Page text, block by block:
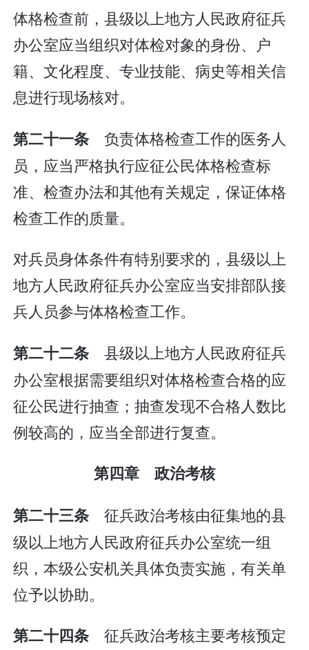
体格检查前，县级以上地方人民政府征兵
办公室应当组织对体检对象的身份、户
籍、文化程度、专业技能、病史等相关信
息进行现场核对。
第二十一条 负责体格检查工作的医务人
员，应当严格执行应征公民体格检查标
准、检查办法和其他有关规定，保证体格
检查工作的质量。
对兵员身体条件有特别要求的，县级以上
地方人民政府征兵办公室应当安排部队接
兵人员参与体格检查工作。
第二十二条 县级以上地方人民政府征兵
办公室根据需要组织对体格检查合格的应
征公民进行抽查；抽查发现不合格人数比
例较高的，应当全部进行复查。
第四章 政治考核
第二十三条 征兵政治考核由征集地的县
级以上地方人民政府征兵办公室统一组
织，本级公安机关具体负责实施，有关单
位予以协助。
第二十四条 征兵政治考核主要考核预定